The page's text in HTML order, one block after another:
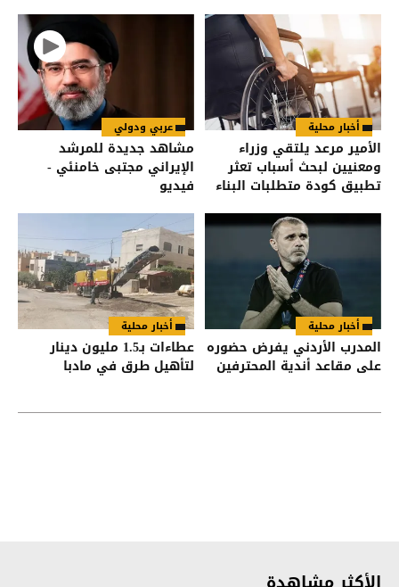
أخبار محلية
الأمير مرعد يلتقي وزراء
ومعنيين لبحث أسباب تعثر
تطبيق كودة متطلبات البناء
عربي ودولي
مشاهد جديدة للمرشد
الإيراني مجتبى خامنئي -
فيديو
أخبار محلية
المدرب الأردني يفرض حضوره
على مقاعد أندية المحترفين
أخبار محلية
عطاءات بـ1.5 مليون دينار
لتأهيل طرق في مادبا